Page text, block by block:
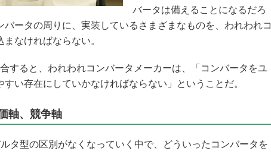
バータは備えることになるだろ
バータの周りに、実装しているさまざまなものを、われわれコ
なければならない。
すると、われわれコンバータメーカーは、「コンバータをユ
い存在にしていかなければならない」ということだ。
軸、競争軸
タ型の区別がなくなっていく中で、どういったコンバータを